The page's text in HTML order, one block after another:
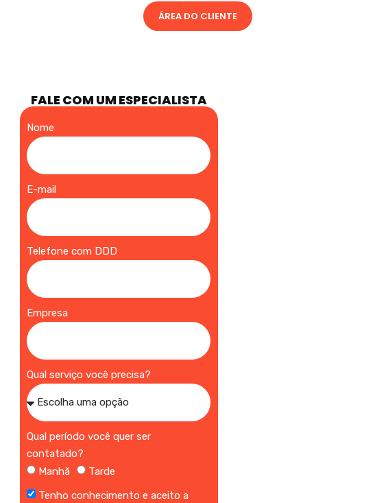
ÁREA DO CLIENTE
FALE COM UM ESPECIALISTA
Nome
E-mail
Telefone com DDD
Empresa
Qual serviço você precisa?
Qual período você quer ser
contatado?
Manhã
Tarde
Tenho conhecimento e aceito a